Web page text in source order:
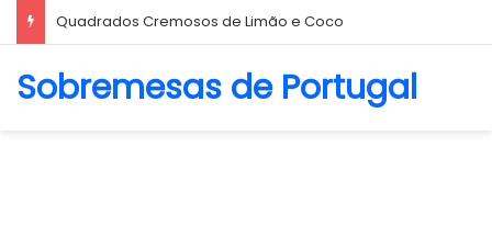
Quadrados Cremosos de Limão e Coco
Sobremesas de Portugal